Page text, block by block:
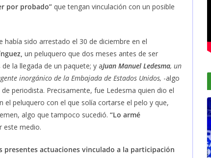
por probado” que tengan vinculación con un posible
había sido arrestado el 30 de diciembre en el
un peluquero que dos meses antes de ser
la llegada de un paquete; y aJuan Manuel Ledesma, un
inorgánico de la Embajada de Estados Unidos, -algo
periodista. Precisamente, fue Ledesma quien dio el
peluquero con el que solía cortarse el pelo y que,
algo que tampoco sucedió. “Lo armé
este medio.
actuaciones vinculado a la participación